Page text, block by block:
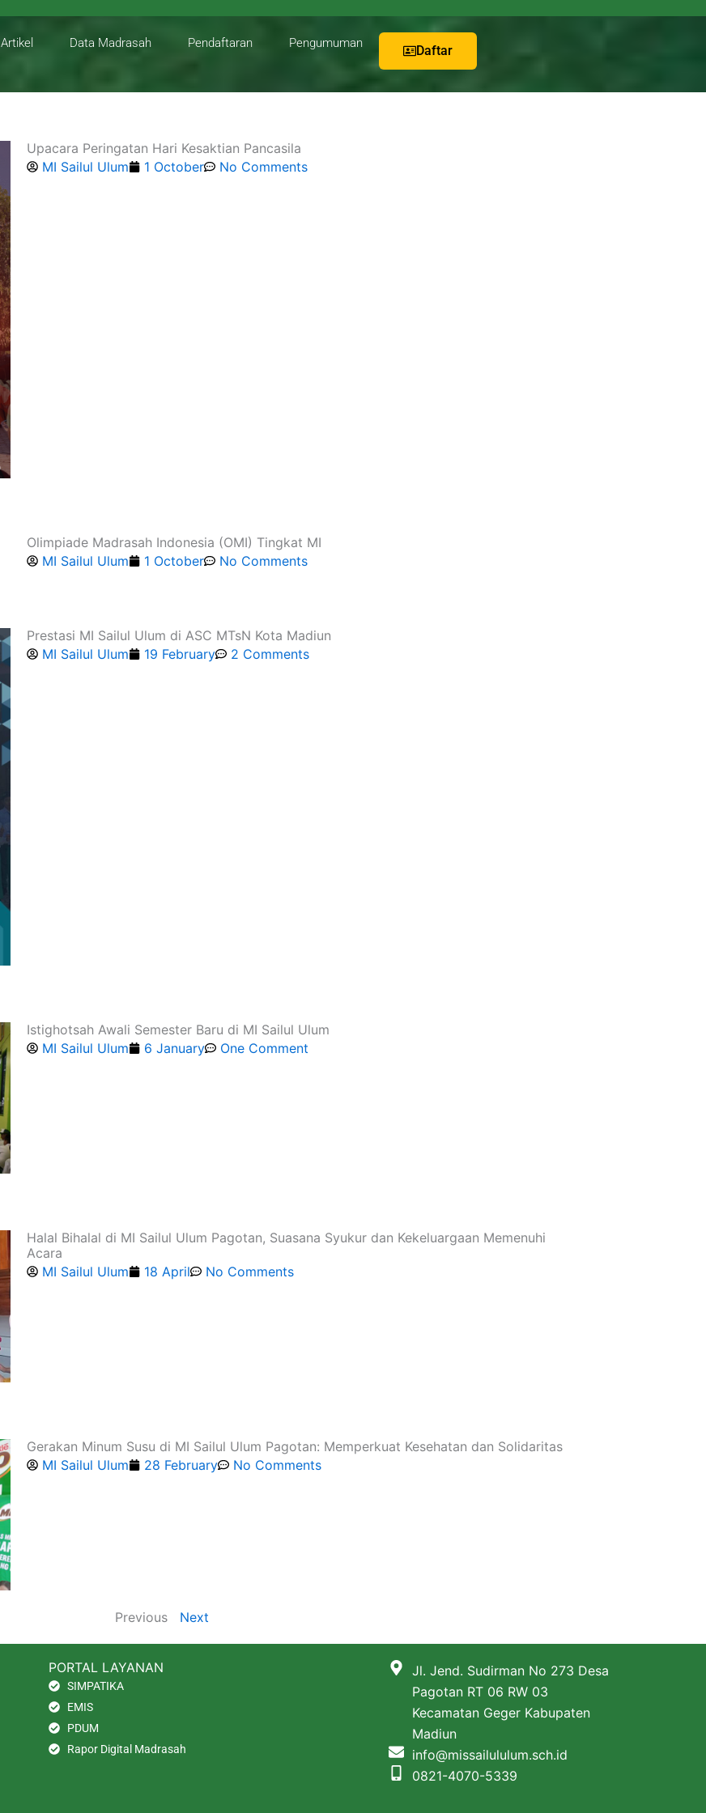
Artikel Data Madrasah Pendaftaran Pengumuman Daftar
Upacara Peringatan Hari Kesaktian Pancasila
MI Sailul Ulum
1 October No Comments
Olimpiade Madrasah Indonesia (OMI) Tingkat MI
MI Sailul Ulum
1 October No Comments
Prestasi MI Sailul Ulum di ASC MTsN Kota Madiun
MI Sailul Ulum
19 February 2 Comments
Istighotsah Awali Semester Baru di MI Sailul Ulum
MI Sailul Ulum
6 January One Comment
Halal Bihalal di MI Sailul Ulum Pagotan, Suasana Syukur dan Kekeluargaan Memenuhi
Acara
MI Sailul Ulum
18 April No Comments
Gerakan Minum Susu di MI Sailul Ulum Pagotan: Memperkuat Kesehatan dan Solidaritas
MI Sailul Ulum
28 February No Comments
Previous Next
PORTAL LAYANAN
SIMPATIKA
EMIS
PDUM
Rapor Digital Madrasah
Jl. Jend. Sudirman No 273 Desa
Pagotan RT 06 RW 03
Kecamatan Geger Kabupaten
Madiun
info@missailululum.sch.id
0821-4070-5339